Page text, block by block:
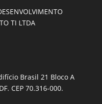
TI LTDA
Brasil 21 Bloco A
CEP 70.316-000.